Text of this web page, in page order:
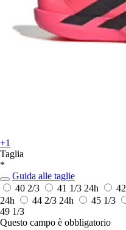
+1
Taglia
*
Guida alle taglie
40 2/3
41 1/3 24h 42
24h
44 2/3 24h 45 1/3
49 1/3
Questo campo è obbligatorio